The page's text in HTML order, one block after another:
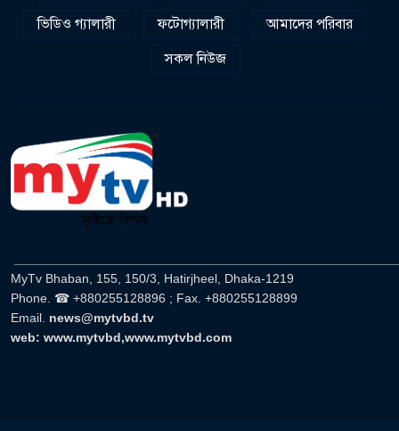
ভিডিও গ্যালারী
ফটোগ্যালারী
আমাদের পরিবার
সকল নিউজ
MyTv Bhaban, 155, 150/3, Hatirjheel, Dhaka-1219
Phone. ☎ +880255128896 ; Fax. +880255128899
Email. news@mytvbd.tv
web: www.mytvbd,www.mytvbd.com